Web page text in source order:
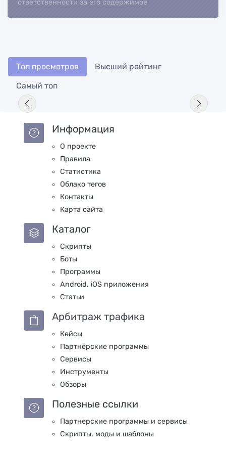
ответственности за его содержимое
Топ просмотров
Высший рейтинг
Самый топ
Информация
О проекте
Правила
Статистика
Облако тегов
Контакты
Карта сайта
Каталог
Скрипты
Боты
Программы
Android, iOS приложения
Статьи
Арбитраж трафика
Кейсы
Партнёрские программы
Сервисы
Инструменты
Обзоры
Полезные ссылки
Партнерские программы и сервисы
Скрипты, моды и шаблоны